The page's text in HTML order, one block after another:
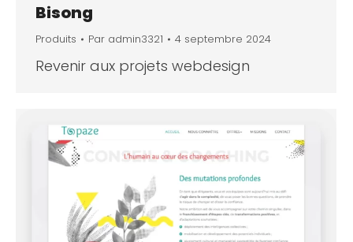
Bisong
Produits Par admin3321 4 septembre 2024
Revenir aux projets webdesign